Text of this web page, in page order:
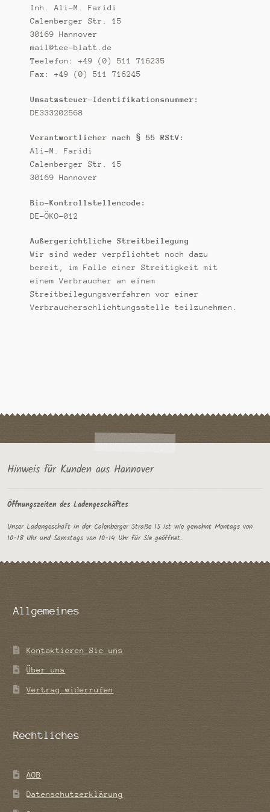
k
t
i
o
n
Inh. Ali-M. Faridi
Calenberger Str. 15
30169 Hannover
mail@tee-blatt.de
Teelefon: +49 (0) 511 716235
Fax: +49 (0) 511 716245
Umsatzsteuer-Identifikationsnummer:
DE333202568
Verantwortlicher nach § 55 RStV:
Ali-M. Faridi
Calenberger Str. 15
30169 Hannover
Bio-Kontrollstellencode:
DE-ÖKO-012
Außergerichtliche Streitbeilegung
Wir sind weder verpflichtet noch dazu
bereit, im Falle einer Streitigkeit mit
einem Verbraucher an einem
Streitbeilegungsverfahren vor einer
Verbraucherschlichtungsstelle teilzunehmen.
Hinweis für Kunden aus Hannover
Öffnungszeiten des Ladengeschäftes
Unser Ladengeschäft in der Calenberger Straße 15 ist wie gewohnt Montags von
10-18 Uhr und Samstags von 10-14 Uhr für Sie geöffnet.
Allgemeines
Kontaktieren Sie uns
Über uns
Vertrag widerrufen
Rechtliches
AGB
Datenschutzerklärung